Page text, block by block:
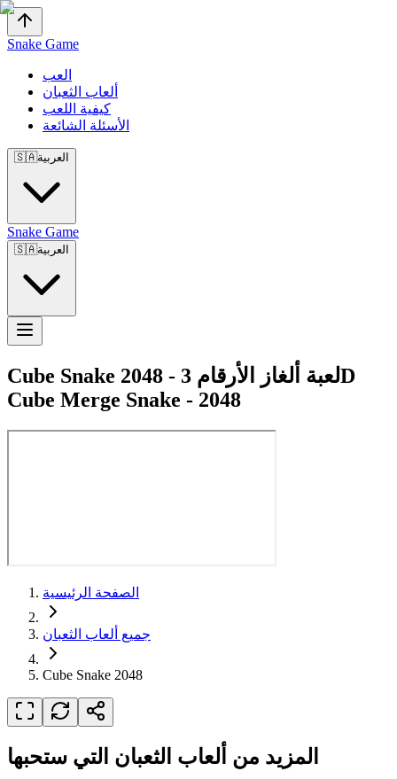
Snake Game
العب
ألعاب الثعبان
كيفية اللعب
الأسئلة الشائعة
🇸🇦العربية
Snake Game
🇸🇦العربية
Cube Snake 2048 - لعبة ألغاز الأرقام 3D
Cube Merge Snake - 2048
الصفحة الرئيسية
جميع ألعاب الثعبان
Cube Snake 2048
المزيد من ألعاب الثعبان التي ستحبها